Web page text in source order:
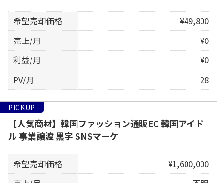
希望売却価格
¥49,800
売上/月
¥0
利益/月
¥0
PV/月
28
PICKUP
【人気商材】韓国ファッション通販EC 韓国アイド
ル 事業譲渡 黒字 SNSマーケ
希望売却価格
¥1,600,000